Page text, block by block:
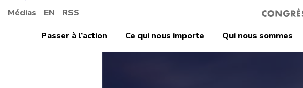
Médias EN RSS
Passer à l’action
Ce qui nous importe Qui nous sommes